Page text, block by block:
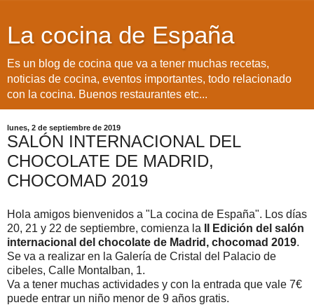
La cocina de España
Es un blog de cocina que va a tener muchas recetas,
noticias de cocina, eventos importantes, todo relacionado
con la cocina. Buenos restaurantes etc...
lunes, 2 de septiembre de 2019
SALÓN INTERNACIONAL DEL
CHOCOLATE DE MADRID,
CHOCOMAD 2019
Hola amigos bienvenidos a "La cocina de España". Los días
20, 21 y 22 de septiembre, comienza la
II Edición del salón
internacional del chocolate de Madrid, chocomad 2019.
Se va a realizar en la Galería de Cristal del Palacio de
cibeles, Calle Montalban, 1.
Va a tener muchas actividades y con la entrada que vale 7€
puede entrar un niño menor de 9 años gratis.